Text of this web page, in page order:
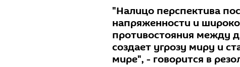
"Налицо перспектива
напряженности и
противостояния между
создает угрозу миру и
мире", - говорится в